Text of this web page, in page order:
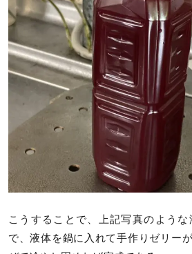
こうすることで、上記写真のよう
で、液体を鍋に入れて手作りゼリー